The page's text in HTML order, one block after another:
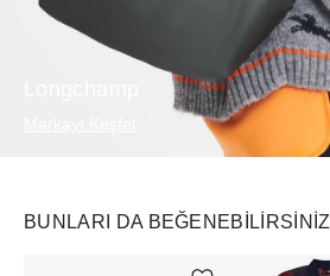
BUNLARI DA BEĞENEBILIRSINIZ